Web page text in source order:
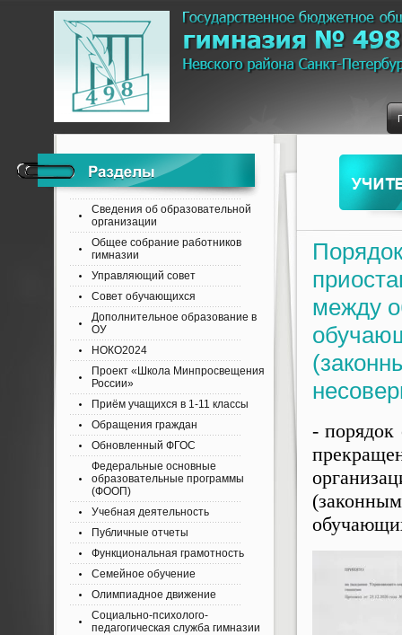
между
- порядок
Сведения об образовательной
организации
Общее собрание работников
гимназии
Управляющий совет
Совет обучающихся
Дополнительное образование в
ОУ
НОКО2024
Проект «Школа Минпросвещения
России»
Приём учащихся в 1-11 классы
Обращения граждан
Обновленный ФГОС
Федеральные основные
образовательные программы
(ФООП)
Учебная деятельность
Публичные отчеты
Функциональная грамотность
Семейное обучение
Олимпиадное движение
Социально-психолого-
педагогическая служба гимназии